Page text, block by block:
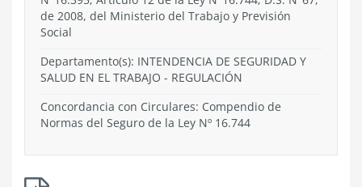
de 2008, del Ministerio del Trabajo y Previsión
Social
Departamento(s): INTENDENCIA DE SEGURIDAD Y
SALUD EN EL TRABAJO - REGULACIÓN
Concordancia con Circulares: Compendio de
Normas del Seguro de la Ley Nº 16.744